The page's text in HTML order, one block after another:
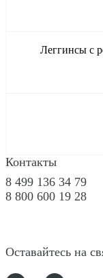
Леггинсы с
Контакты
8 499 136 34 79
8 800 600 19 28
Оставайтесь на